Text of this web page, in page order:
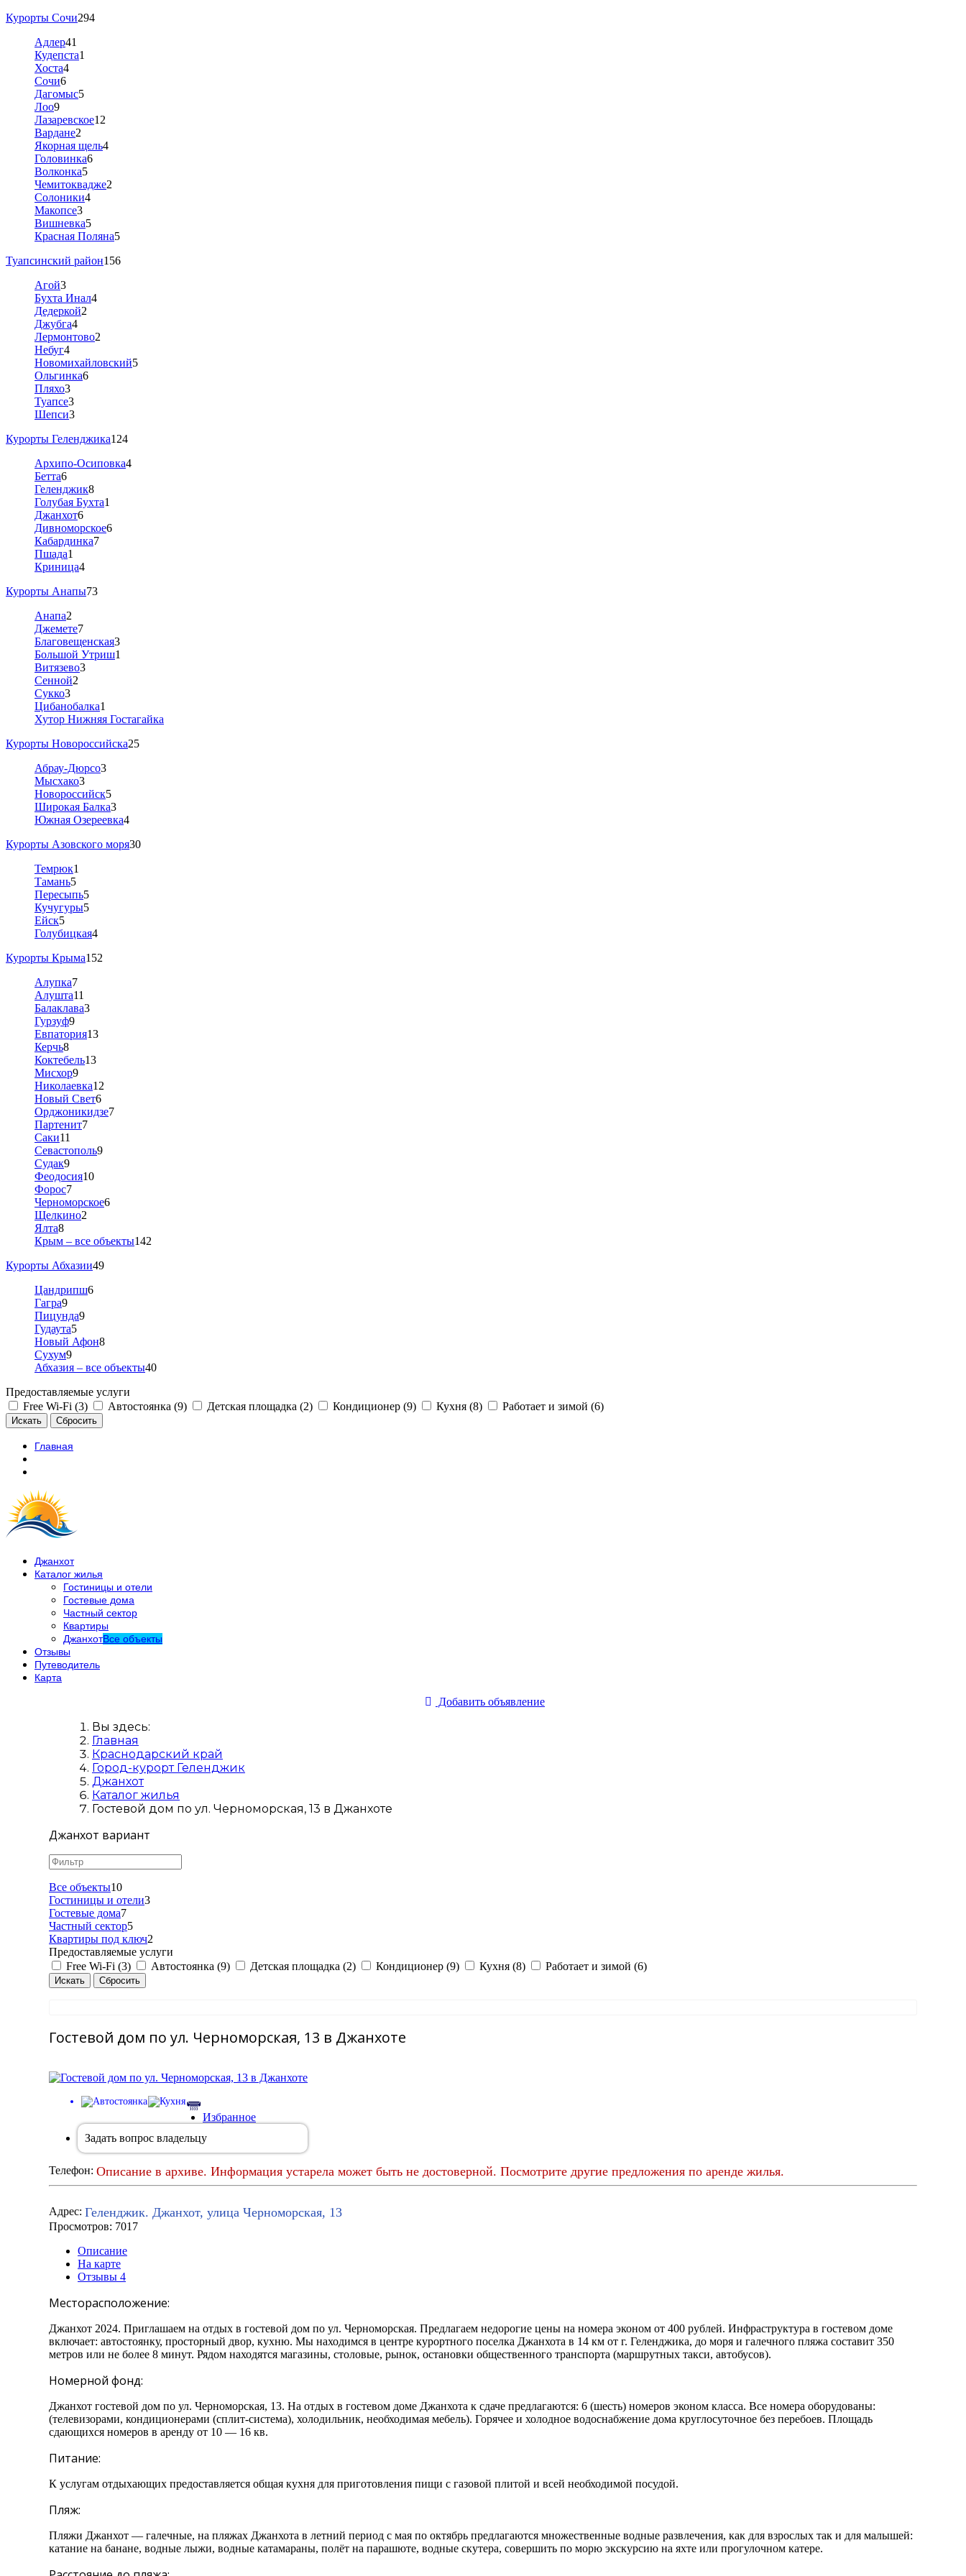
Курорты Сочи294
Адлер41
Кудепста1
Хоста4
Сочи6
Дагомыс5
Лоо9
Лазаревское12
Вардане2
Якорная щель4
Головинка6
Волконка5
Чемитоквадже2
Солоники4
Макопсе3
Вишневка5
Красная Поляна5
Туапсинский район156
Агой3
Бухта Инал4
Дедеркой2
Джубга4
Лермонтово2
Небуг4
Новомихайловский5
Ольгинка6
Пляхо3
Туапсе3
Шепси3
Курорты Геленджика124
Архипо-Осиповка4
Бетта6
Геленджик8
Голубая Бухта1
Джанхот6
Дивноморское6
Кабардинка7
Пшада1
Криница4
Курорты Анапы73
Анапа2
Джемете7
Благовещенская3
Большой Утриш1
Витязево3
Сенной2
Сукко3
Цибанобалка1
Хутор Нижняя Гостагайка
Курорты Новороссийска25
Абрау-Дюрсо3
Мысхако3
Новороссийск5
Широкая Балка3
Южная Озереевка4
Курорты Азовского моря30
Темрюк1
Тамань5
Пересыпь5
Кучугуры5
Ейск5
Голубицкая4
Курорты Крыма152
Алупка7
Алушта11
Балаклава3
Гурзуф9
Евпатория13
Керчь8
Коктебель13
Мисхор9
Николаевка12
Новый Свет6
Орджоникидзе7
Партенит7
Саки11
Севастополь9
Судак9
Феодосия10
Форос7
Черноморское6
Щелкино2
Ялта8
Крым – все объекты142
Курорты Абхазии49
Цандрипш6
Гагра9
Пицунда9
Гудаута5
Новый Афон8
Сухум9
Абхазия – все объекты40
Предоставляемые услуги
Free Wi-Fi (3)
Автостоянка (9) Детская площадка (2) Кондиционер (9) Кухня (8) Работает и зимой (6)
Главная
Джанхот
Каталог жилья
Гостиницы и отели
Гостевые дома
Частный сектор
Квартиры
ДжанхотВсе объекты
Отзывы
Путеводитель
Карта
Добавить объявление
Вы здесь:
Главная
Краснодарский край
Город-курорт Геленджик
Джанхот
Каталог жилья
Гостевой дом по ул. Черноморская, 13 в Джанхоте
Джанхот вариант
Все объекты10
Гостиницы и отели3
Гостевые дома7
Частный сектор5
Квартиры под ключ2
Предоставляемые услуги
Free Wi-Fi (3)
Автостоянка (9) Детская площадка (2) Кондиционер (9) Кухня (8) Работает и зимой (6)
Гостевой дом по ул. Черноморская, 13 в Джанхоте
Избранное
Задать вопрос владельцу
Телефон: Описание в архиве. Информация устарела может быть не достоверной. Посмотрите другие предложения по аренде жилья.
Адрес: Геленджик. Джанхот, улица Черноморская, 13
Просмотров: 7017
Описание
На карте
Отзывы 4
Месторасположение:
Джанхот 2024. Приглашаем на отдых в гостевой дом по ул. Черноморская. Предлагаем недорогие цены на номера эконом от 400 рублей. Инфраструктура в гостевом доме
включает: автостоянку, просторный двор, кухню. Мы находимся в центре курортного поселка Джанхота в 14 км от г. Геленджика, до моря и галечного пляжа составит 350
метров или не более 8 минут. Рядом находятся магазины, столовые, рынок, остановки общественного транспорта (маршрутных такси, автобусов).
Номерной фонд:
Джанхот гостевой дом по ул. Черноморская, 13. На отдых в гостевом доме Джанхота к сдаче предлагаются: 6 (шесть) номеров эконом класса. Все номера оборудованы:
(телевизорами, кондиционерами (сплит-система), холодильник, необходимая мебель). Горячее и холодное водоснабжение дома круглосуточное без перебоев. Площадь
сдающихся номеров в аренду от 10 — 16 кв.
Питание:
К услугам отдыхающих предоставляется общая кухня для приготовления пищи с газовой плитой и всей необходимой посудой.
Пляж:
Пляжи Джанхот — галечные, на пляжах Джанхота в летний период с мая по октябрь предлагаются множественные водные развлечения, как для взрослых так и для малышей:
катание на банане, водные лыжи, водные катамараны, полёт на парашюте, водные скутера, совершить по морю экскурсию на яхте или прогулочном катере.